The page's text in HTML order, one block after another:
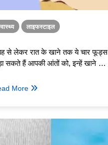
लाइफस्टाइल
से लेकर रात के खाने तक ये चार फूड्स
सकते हैं आपकी आंतों को, इन्हें खाने से
More